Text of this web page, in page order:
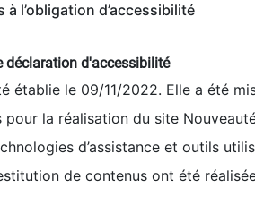
l’obligation d’accessibilité
déclaration d'accessibilité
établie le 09/11/2022. Elle a été
pour la réalisation du site
d’assistance et outils
de contenus ont été